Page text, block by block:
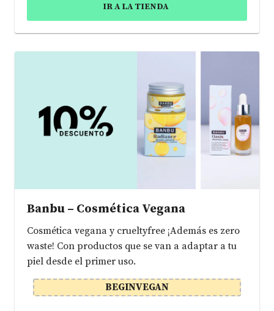
IR A LA TIENDA
Banbu – Cosmética Vegana
Cosmética vegana y crueltyfree ¡Además es zero
waste! Con productos que se van a adaptar a tu
piel desde el primer uso.
BEGINVEGAN